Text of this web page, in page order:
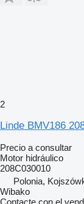
2
Linde BMV186
Precio a consultar
Motor hidráulico
208C030010
Polonia,
Wibako